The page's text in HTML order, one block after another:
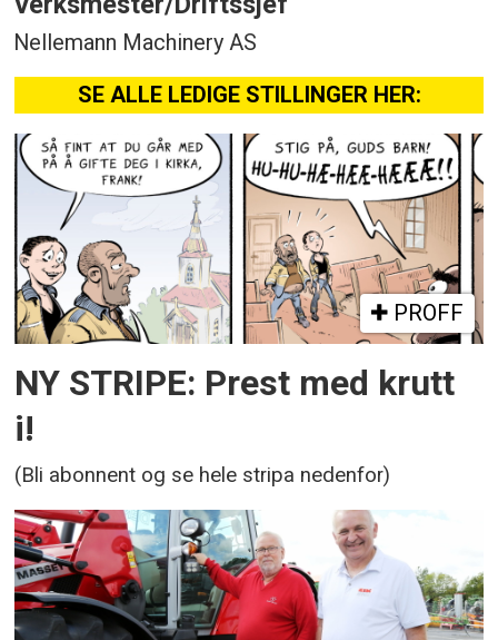
Nellemann Machinery AS
SE ALLE LEDIGE STILLINGER HER:
PROFF
NY STRIPE: Prest med krutt
i!
(Bli abonnent og se hele stripa nedenfor)